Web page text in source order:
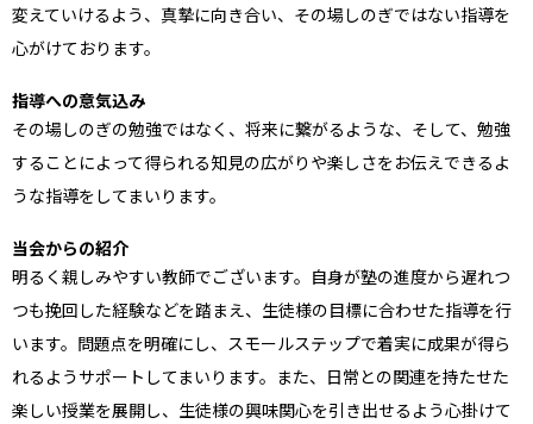
変えていけるよう、真摯に向き合い、その場しのぎではない指導を
心がけております。
指導への意気込み
その場しのぎの勉強ではなく、将来に繋がるような、そして、勉強
することによって得られる知見の広がりや楽しさをお伝えできるよ
うな指導をしてまいります。
当会からの紹介
明るく親しみやすい教師でございます。自身が塾の進度から遅れつ
つも挽回した経験などを踏まえ、生徒様の目標に合わせた指導を行
います。問題点を明確にし、スモールステップで着実に成果が得ら
れるようサポートしてまいります。また、日常との関連を持たせた
楽しい授業を展開し、生徒様の興味関心を引き出せるよう心掛けて